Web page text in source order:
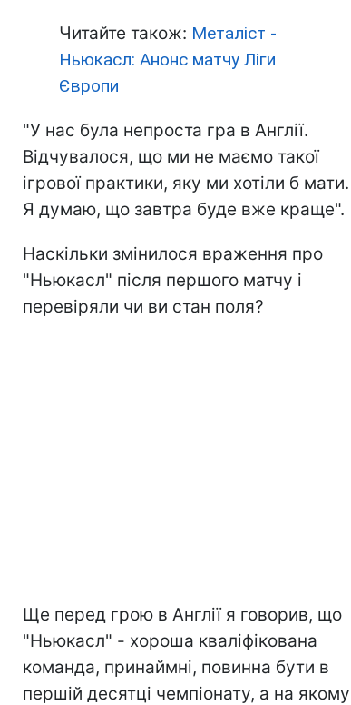
Читайте також: Металіст -
Ньюкасл: Анонс матчу Ліги
Європи
"У нас була непроста гра в Англії.
Відчувалося, що ми не маємо такої
ігрової практики, яку ми хотіли б мати.
Я думаю, що завтра буде вже краще".
Наскільки змінилося враження про
"Ньюкасл" після першого матчу і
перевіряли чи ви стан поля?
Ще перед грою в Англії я говорив, що
"Ньюкасл" - хороша кваліфікована
команда, принаймні, повинна бути в
першій десятці чемпіонату, а на якому